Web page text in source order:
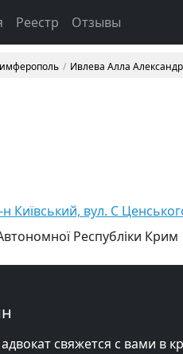
Реестр Отзывы
Ивлева Алла
Київський, вул. С
Республіки Крим
свяжется с вами в